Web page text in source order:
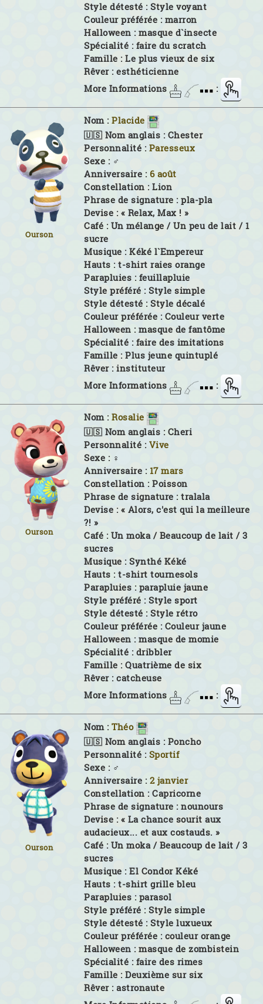
Style détesté : Style voyant
Couleur préférée : marron
Halloween : masque d`insecte
Spécialité : faire du scratch
Famille : Le plus vieux de six
Rêver : esthéticienne
More Informations
:
Ourson
Nom : Placide
🇺🇸 Nom anglais : Chester
Personnalité : Paresseux
Sexe : ♂
Anniversaire : 6 août
Constellation : Lion
Phrase de signature : pla-pla
Devise : « Relax, Max ! »
Café : Un mélange / Un peu de lait / 1
sucre
Musique : Kéké l`Empereur
Hauts : t-shirt raies orange
Parapluies : feuillapluie
Style préféré : Style simple
Style détesté : Style décalé
Couleur préférée : Couleur verte
Halloween : masque de fantôme
Spécialité : faire des imitations
Famille : Plus jeune quintuplé
Rêver : instituteur
More Informations
:
Ourson
Nom : Rosalie
🇺🇸 Nom anglais : Cheri
Personnalité : Vive
Sexe : ♀
Anniversaire : 17 mars
Constellation : Poisson
Phrase de signature : tralala
Devise : « Alors, c'est qui la meilleure
?! »
Café : Un moka / Beaucoup de lait / 3
sucres
Musique : Synthé Kéké
Hauts : t-shirt tournesols
Parapluies : parapluie jaune
Style préféré : Style sport
Style détesté : Style rétro
Couleur préférée : Couleur jaune
Halloween : masque de momie
Spécialité : dribbler
Famille : Quatrième de six
Rêver : catcheuse
More Informations
:
Ourson
Nom : Théo
🇺🇸 Nom anglais : Poncho
Personnalité : Sportif
Sexe : ♂
Anniversaire : 2 janvier
Constellation : Capricorne
Phrase de signature : nounours
Devise : « La chance sourit aux
audacieux... et aux costauds. »
Café : Un moka / Beaucoup de lait / 3
sucres
Musique : El Condor Kéké
Hauts : t-shirt grille bleu
Parapluies : parasol
Style préféré : Style simple
Style détesté : Style luxueux
Couleur préférée : couleur orange
Halloween : masque de zombistein
Spécialité : faire des rimes
Famille : Deuxième sur six
Rêver : astronaute